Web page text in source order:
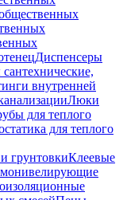
Диспенсеры
внутренней
Люки
для теплого
для теплого
грунтовкиКлеевые